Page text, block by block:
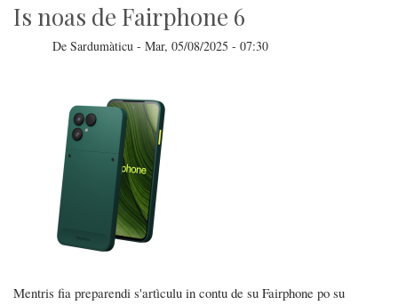
Is noas de Fairphone 6
De Sardumàticu - Mar, 05/08/2025 - 07:30
Mentris fia preparendi s'artìculu in contu de su Fairphone po su